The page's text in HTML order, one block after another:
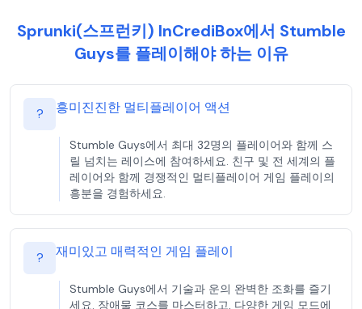
Sprunki(스프런키) InCrediBox에서 Stumble
Guys를 플레이해야 하는 이유
? 흥미진진한 멀티플레이어 액션
Stumble Guys에서 최대 32명의 플레이어와 함께 스
릴 넘치는 레이스에 참여하세요. 친구 및 전 세계의 플
레이어와 함께 경쟁적인 멀티플레이어 게임 플레이의
흥분을 경험하세요.
? 재미있고 매력적인 게임 플레이
Stumble Guys에서 기술과 운의 완벽한 조화를 즐기
세요. 장애물 코스를 마스터하고, 다양한 게임 모드에